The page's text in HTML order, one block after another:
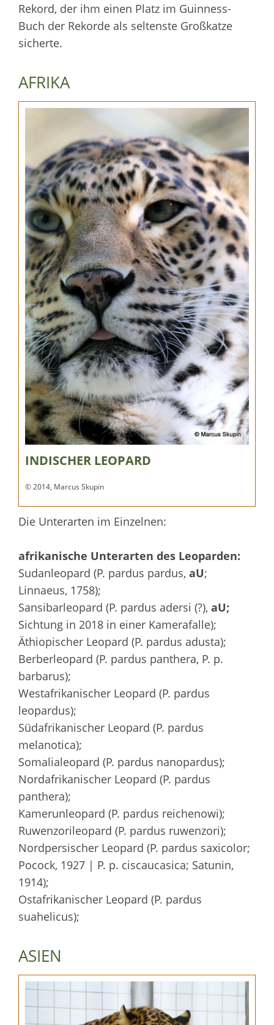
Rekord, der ihm einen Platz im Guinness-
Buch der Rekorde als seltenste Großkatze
sicherte.
AFRIKA
INDISCHER LEOPARD
© 2014, Marcus Skupin
Die Unterarten im Einzelnen:
afrikanische Unterarten des Leoparden:
Sudanleopard (P. pardus pardus, aU;
Linnaeus, 1758);
Sansibarleopard (P. pardus adersi (?), aU;
Sichtung in 2018 in einer Kamerafalle);
Äthiopischer Leopard (P. pardus adusta);
Berberleopard (P. pardus panthera, P. p.
barbarus);
Westafrikanischer Leopard (P. pardus
leopardus);
Südafrikanischer Leopard (P. pardus
melanotica);
Somalialeopard (P. pardus nanopardus);
Nordafrikanischer Leopard (P. pardus
panthera);
Kamerunleopard (P. pardus reichenowi);
Ruwenzorileopard (P. pardus ruwenzori);
Nordpersischer Leopard (P. pardus saxicolor;
Pocock, 1927 | P. p. ciscaucasica; Satunin,
1914);
Ostafrikanischer Leopard (P. pardus
suahelicus);
ASIEN